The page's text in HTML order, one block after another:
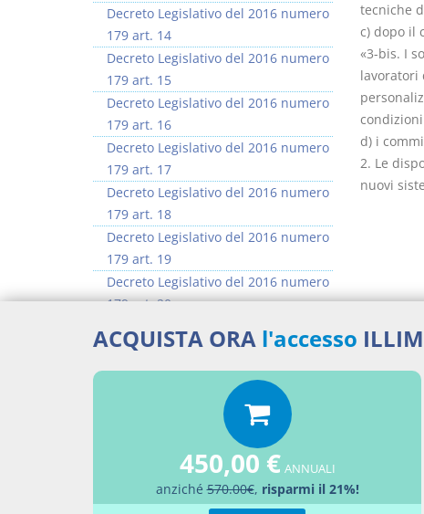
tecniche
c) dopo il
«3-bis. I
lavoratori
d) i
2. Le
nuovi
Decreto Legislativo del 2016 numero
179 art. 14
Decreto Legislativo del 2016 numero
179 art. 15
Decreto Legislativo del 2016 numero
179 art. 16
Decreto Legislativo del 2016 numero
179 art. 17
Decreto Legislativo del 2016 numero
179 art. 18
Decreto Legislativo del 2016 numero
179 art. 19
Decreto Legislativo del 2016 numero
179 art. 20
>> Vai all'argomento completo
ACQUISTA ORA l'accesso
450,00 € ANNUALI
anziché570.00€, risparmi il 21%!